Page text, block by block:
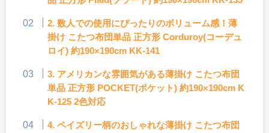
2. 数人での使用にぴったりのボリューム感！薄
掛け こたつ布団単品 正方形 Corduroy(コーデュ
ロイ) 約190×190cm KK-141
3. アメリカンな雰囲気がある薄掛け こたつ布団
単品 正方形 POCKET(ポケット) 約190×190cm K
K-125 2色対応
4. ペイズリー柄のおしゃれな薄掛け こたつ布団